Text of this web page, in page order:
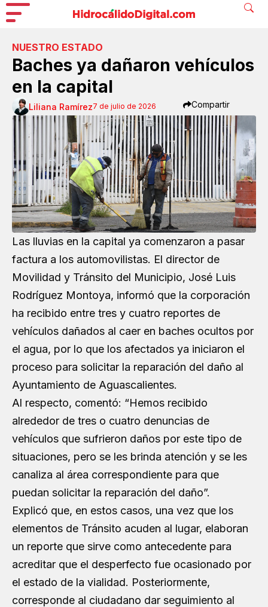
NUESTRO ESTADO
Baches ya dañaron vehículos
en la capital
Liliana Ramírez7 de julio de 2026 Compartir
Las lluvias en la capital ya comenzaron a pasar
factura a los automovilistas. El director de
Movilidad y Tránsito del Municipio, José Luis
Rodríguez Montoya, informó que la corporación
ha recibido entre tres y cuatro reportes de
vehículos dañados al caer en baches ocultos por
el agua, por lo que los afectados ya iniciaron el
proceso para solicitar la reparación del daño al
Ayuntamiento de Aguascalientes.
Al respecto, comentó: “Hemos recibido
alrededor de tres o cuatro denuncias de
vehículos que sufrieron daños por este tipo de
situaciones, pero se les brinda atención y se les
canaliza al área correspondiente para que
puedan solicitar la reparación del daño”.
Explicó que, en estos casos, una vez que los
elementos de Tránsito acuden al lugar, elaboran
un reporte que sirve como antecedente para
acreditar que el desperfecto fue ocasionado por
el estado de la vialidad. Posteriormente,
corresponde al ciudadano dar seguimiento al